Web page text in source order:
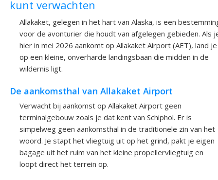
kunt verwachten
Allakaket, gelegen in het hart van Alaska, is een
voor de avonturier die houdt van afgelegen gebieden. Als
hier in mei 2026 aankomt op Allakaket Airport (AET), land je
op een kleine, onverharde landingsbaan die midden in de
wildernis ligt.
De aankomsthal van Allakaket Airport
Verwacht bij aankomst op Allakaket Airport geen
terminalgebouw zoals je dat kent van Schiphol. Er is
simpelweg geen aankomsthal in de traditionele zin van het
woord. Je stapt het vliegtuig uit op het grind, pakt je eigen
bagage uit het ruim van het kleine propellervliegtuig en
loopt direct het terrein op.